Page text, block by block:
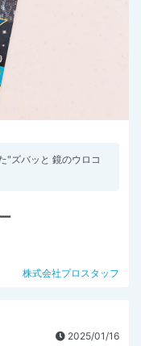
"ズバッと 鏡のウロコ
株式会社プロスタッフ
2025/01/16